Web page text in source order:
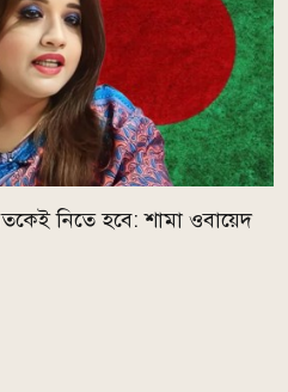
নিতে হবে: শামা ওবায়েদ